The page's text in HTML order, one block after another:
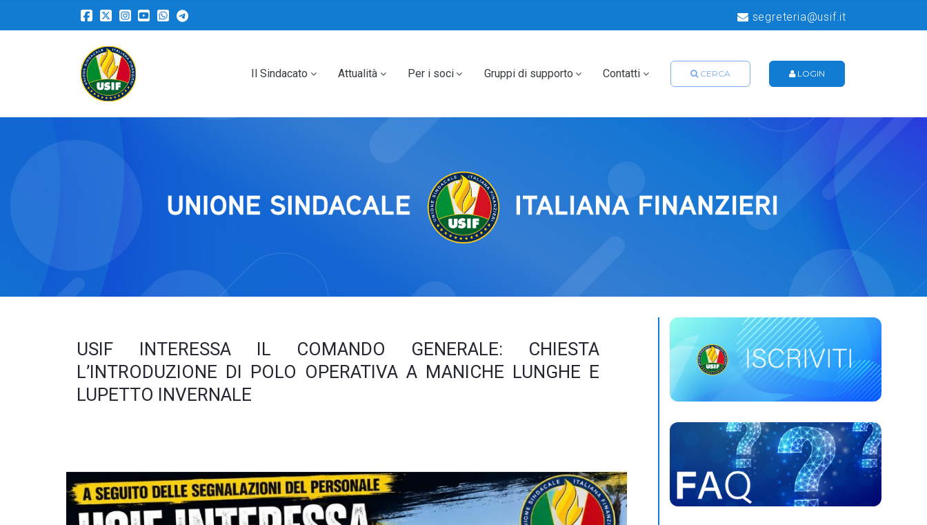
segreteria@usif.it
Il Sindacato Attualità Per i soci Gruppi di supporto Contatti CERCA LOGIN
USIF INTERESSA IL COMANDO GENERALE: CHIESTA
L’INTRODUZIONE DI POLO OPERATIVA A MANICHE LUNGHE E
LUPETTO INVERNALE